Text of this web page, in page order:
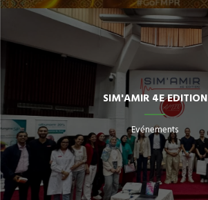
SIM'AMIR 4E EDITION
Evénements